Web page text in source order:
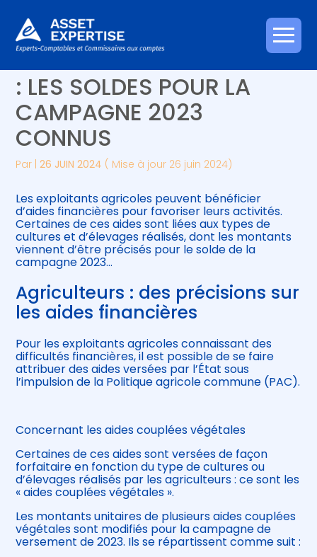
Aller
au
Créer et reprendre une activité
Gérer votre quotidien
Piloter votre entreprise
Développer votre entreprise
Être prêt pour la facturation
électronique
Piloter votre gestion
Suivre votre comptabilité
Gérer vos ressources humaines
AIDES AUX AGRICULTEURS
: LES SOLDES POUR LA
CAMPAGNE 2023
CONNUS
Par |26 JUIN 2024 ( Mise à jour 26 juin 2024)
Les exploitants agricoles peuvent bénéficier
d’aides financières pour favoriser leurs activités.
Certaines de ces aides sont liées aux types de
cultures et d’élevages réalisés, dont les montants
viennent d’être précisés pour le solde de la
campagne 2023…
Agriculteurs : des précisions sur
les aides financières
Pour les exploitants agricoles connaissant des
difficultés financières, il est possible de se faire
attribuer des aides versées par l’État sous
l’impulsion de la Politique agricole commune (PAC).
Concernant les aides couplées végétales
Certaines de ces aides sont versées de façon
forfaitaire en fonction du type de cultures ou
d’élevages réalisés par les agriculteurs : ce sont les
« aides couplées végétales ».
Les montants unitaires de plusieurs aides couplées
végétales sont modifiés pour la campagne de
versement de 2023. Ils se répartissent comme suit :